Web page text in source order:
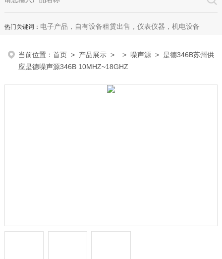
热门关键词： 电子产品，自有设备租赁出售，仪表仪器，机电设备
当前位置：首页 > 产品展示 > > 噪声源 > 是德346B苏州供
应是德噪声源346B 10MHZ~18GHZ